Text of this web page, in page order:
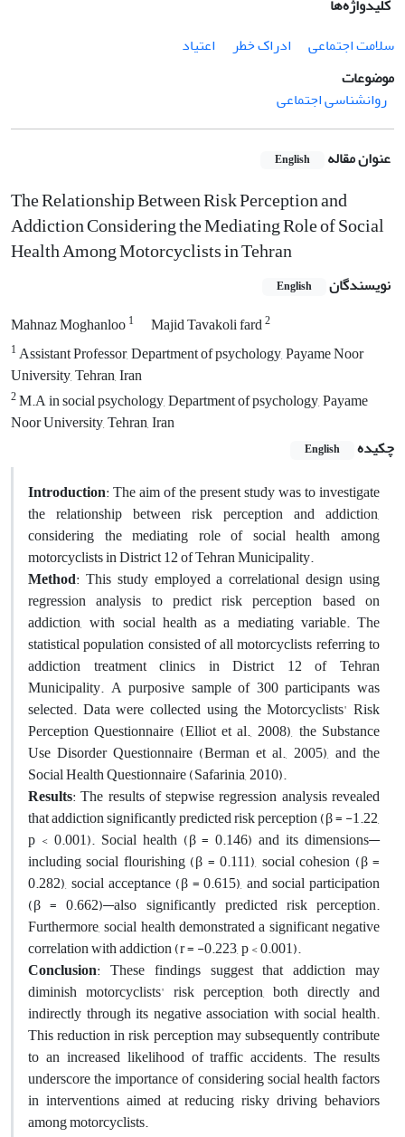
کلیدواژه‌ها
سلامت اجتماعی
ادراک خطر
اعتیاد
موضوعات
روانشناسی اجتماعی
عنوان مقاله English
The Relationship Between Risk Perception and
Addiction Considering the Mediating Role of Social
Health Among Motorcyclists in Tehran
نویسندگان English
Mahnaz Moghanloo1 Majid Tavakoli fard2
1Assistant Professor, Department of psychology, Payame Noor
University, Tehran, Iran
2M.A in social psychology, Department of psychology, Payame
Noor University, Tehran, Iran
چکیده
English
Introduction: The aim of the present study was to investigate
the relationship between risk perception and addiction,
considering the mediating role of social health among
motorcyclists in District 12 of Tehran Municipality.
Method: This study employed a correlational design using
regression analysis to predict risk perception based on
addiction, with social health as a mediating variable. The
statistical population consisted of all motorcyclists referring to
addiction treatment clinics in District 12 of Tehran
Municipality. A purposive sample of 300 participants was
selected. Data were collected using the Motorcyclists' Risk
Perception Questionnaire (Elliot et al., 2008), the Substance
Use Disorder Questionnaire (Berman et al., 2005), and the
Social Health Questionnaire (Safarinia, 2010).
Results: The results of stepwise regression analysis revealed
that addiction significantly predicted risk perception (β = -1.22,
p < 0.001). Social health (β = 0.146) and its dimensions—
including social flourishing (β = 0.111), social cohesion (β =
0.282), social acceptance (β = 0.615), and social participation
(β = 0.662)—also significantly predicted risk perception.
Furthermore, social health demonstrated a significant negative
correlation with addiction (r = -0.223, p < 0.001).
Conclusion: These findings suggest that addiction may
diminish motorcyclists' risk perception, both directly and
indirectly through its negative association with social health.
This reduction in risk perception may subsequently contribute
to an increased likelihood of traffic accidents. The results
underscore the importance of considering social health factors
in interventions aimed at reducing risky driving behaviors
among motorcyclists.